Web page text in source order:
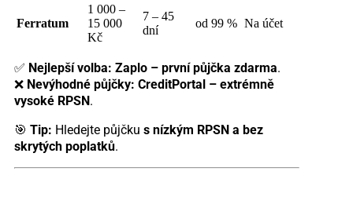
Ferratum
1 000 –
15 000
Kč
7 – 45
dní
od 99 % Na účet
✅ Nejlepší volba: Zaplo – první půjčka zdarma.
❌ Nevýhodné půjčky: CreditPortal – extrémně
vysoké RPSN .
🎯 Tip: Hledejte půjčku s nízkým RPSN a bez
skrytých poplatků.